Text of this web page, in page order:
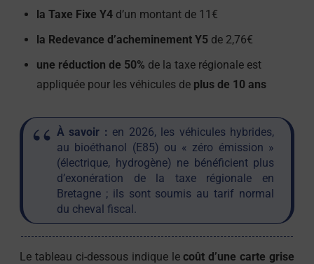
la Taxe Fixe Y4 d’un montant de 11€
la Redevance d’acheminement Y5 de 2,76€
une réduction de 50% de la taxe régionale est
appliquée pour les véhicules de plus de 10 ans
À savoir : en 2026, les véhicules hybrides,
au bioéthanol (E85) ou « zéro émission »
(électrique, hydrogène) ne bénéficient plus
d’exonération de la taxe régionale en
Bretagne ; ils sont soumis au tarif normal
du cheval fiscal.
Le tableau ci-dessous indique lecoût d’une carte grise